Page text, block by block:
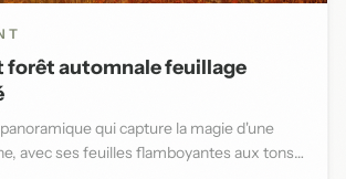
forêt automnale feuillage
qui capture la magie d'une
avec ses feuilles flamboyantes aux tons